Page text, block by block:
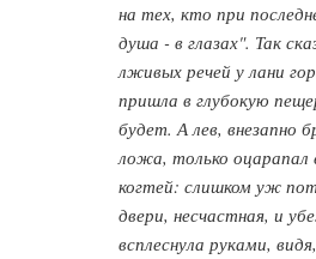
на тех, кто при
душа - в глазах". Так
лживых речей у лани
пришла в глубокую
будет. А лев, внезапно
ложа, только оцарапал
когтей: слишком уж
двери, несчастная, и
всплеснула руками,